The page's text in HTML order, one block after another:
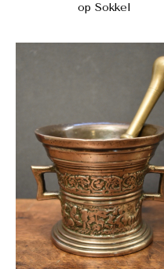
op Sokkel